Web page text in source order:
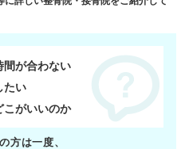
間が合わない
たい
こがいいのか
方は一度、